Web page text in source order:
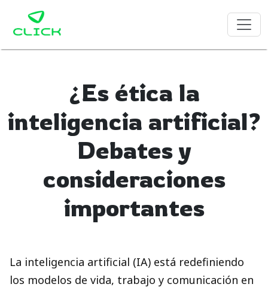
¿Es ética la
inteligencia artificial?
Debates y
consideraciones
importantes
La inteligencia artificial (IA) está redefiniendo
los modelos de vida, trabajo y comunicación en